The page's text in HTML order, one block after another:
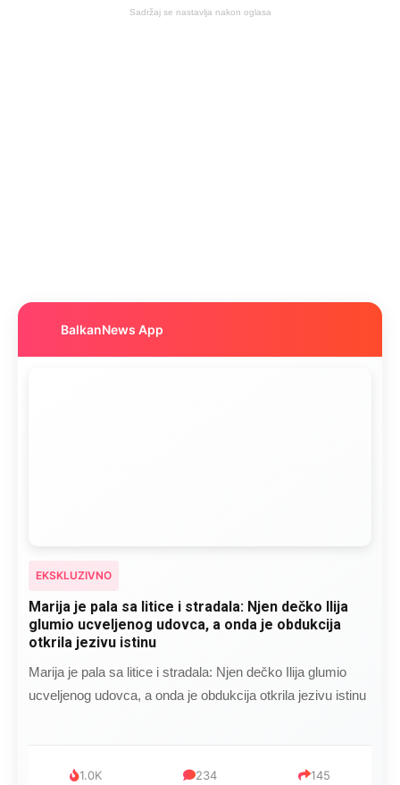
Sadržaj se nastavlja nakon oglasa
BalkanNews App
EKSKLUZIVNO
Marija je pala sa litice i stradala: Njen dečko Ilija
glumio ucveljenog udovca, a onda je obdukcija
otkrila jezivu istinu
Marija je pala sa litice i stradala: Njen dečko Ilija glumio
ucveljenog udovca, a onda je obdukcija otkrila jezivu istinu
1.0K 234 145